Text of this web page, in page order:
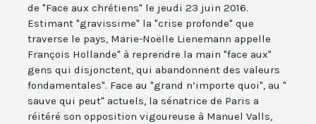
de "Face aux chrétiens" le jeudi 23 juin 2016.
Estimant "gravissime" la "crise profonde" que
traverse le pays, Marie-Noëlle Lienemann appelle
François Hollande" à reprendre la main "face aux"
gens qui disjonctent, qui abandonnent des valeurs
fondamentales". Face au "grand n’importe quoi", au "
sauve qui peut" actuels, la sénatrice de Paris a
réitéré son opposition vigoureuse à Manuel Valls,